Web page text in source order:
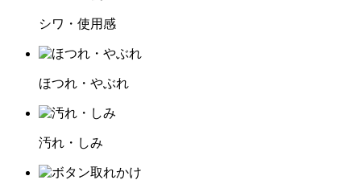
シワ・使用感
ほつれ・やぶれ
汚れ・しみ